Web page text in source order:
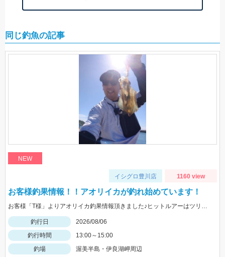
同じ釣魚の記事
NEW
イシグロ豊川店 1160 view
お客様釣果情報！！アオリイカが釣れ始めています！
お客様「T様」よりアオリイカ釣果情報頂きました♪ヒットルアーはツリノTHEエギの２．５サイズ。5杯ほど泳いでいるイカも目撃、バラシもあったそうです。今後は三河湾内にもどんどん入ってきそうですね！
釣行日
2026/08/06
釣行時間
13:00～15:00
釣場
渥美半島・伊良湖岬周辺